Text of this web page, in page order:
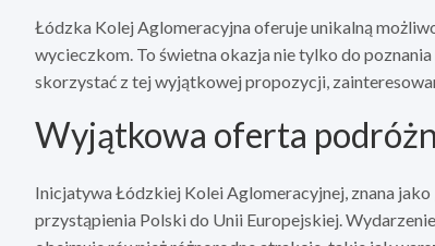
Łódzka Kolej Aglomeracyjna oferuje unikalną
wycieczkom. To świetna okazja nie tylko do
skorzystać z tej wyjątkowej propozycji,
Wyjątkowa oferta
Inicjatywa Łódzkiej Kolei Aglomeracyjnej, znana
przystąpienia Polski do Unii Europejskiej.